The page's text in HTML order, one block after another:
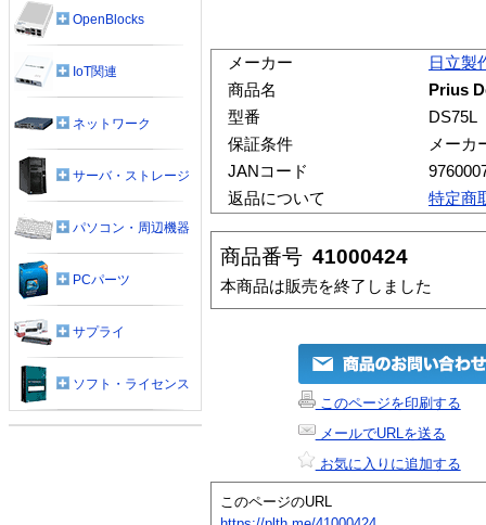
メーカー
日立製
商品名
Prius
型番
DS75L
保証条件
メーカ
JANコード
返品について
特定商
商品番号 41000424
本商品は販売を終了しました
このページを印刷する
メールでURLを送る
お気に入りに追加する
このページのURL
OpenBlocks
IoT関連
ネットワーク
サーバ・ストレージ
パソコン・周辺機器
PCパーツ
サプライ
ソフト・ライセンス